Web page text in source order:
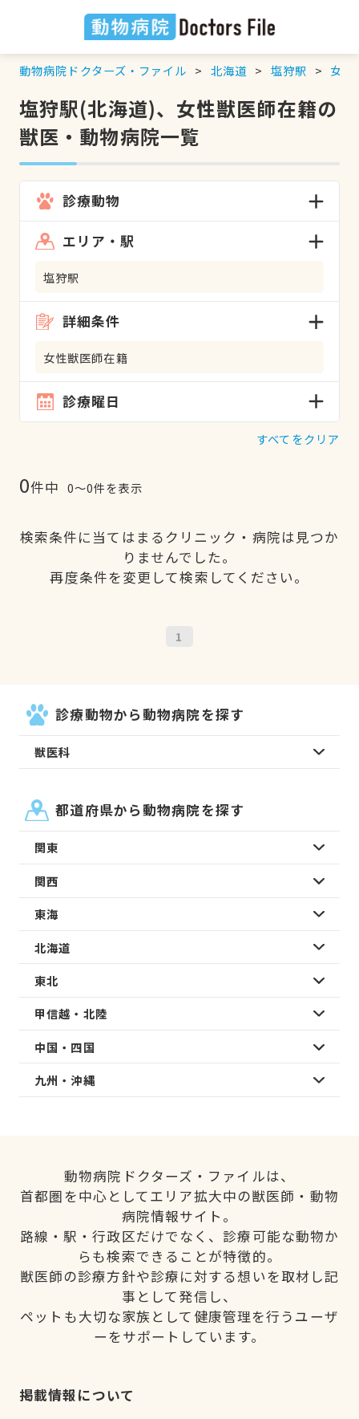
動物病院ドクターズ・ファイル 北海道 塩狩駅 女性
塩狩駅(北海道)、女性獣医師在籍の
獣医・動物病院一覧
診療動物
エリア・駅
塩狩駅
詳細条件
女性獣医師在籍
診療曜日
すべてをクリア
0件中 0〜0件を表示
検索条件に当てはまるクリニック・病院は見つか
りませんでした。
再度条件を変更して検索してください。
1
診療動物から動物病院を探す
獣医科
都道府県から動物病院を探す
関東
関西
東海
北海道
東北
甲信越・北陸
中国・四国
九州・沖縄
動物病院ドクターズ・ファイルは、
首都圏を中心としてエリア拡大中の獣医師・動物
病院情報サイト。
路線・駅・行政区だけでなく、診療可能な動物か
らも検索できることが特徴的。
獣医師の診療方針や診療に対する想いを取材し記
事として発信し、
ペットも大切な家族として健康管理を行うユーザ
ーをサポートしています。
掲載情報について